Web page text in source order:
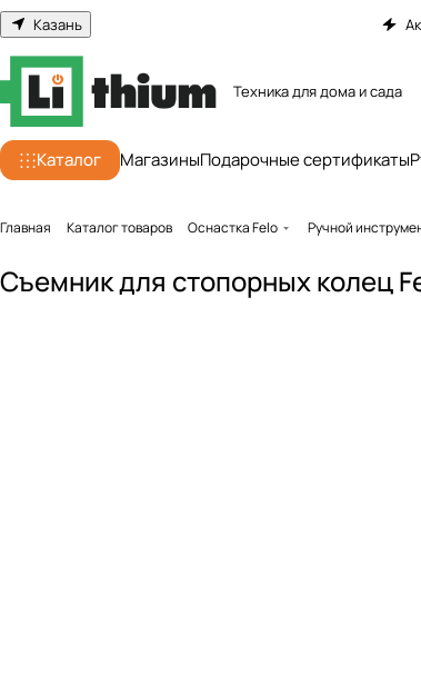
Казань
Техника для дома и сада
Каталог МагазиныПодарочные сертификаты
Главная Каталог товаров Оснастка Felo Ручной
Съемник для стопорных колец